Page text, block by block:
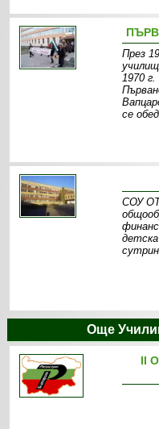
През
1970
се
СОУ
Още
II